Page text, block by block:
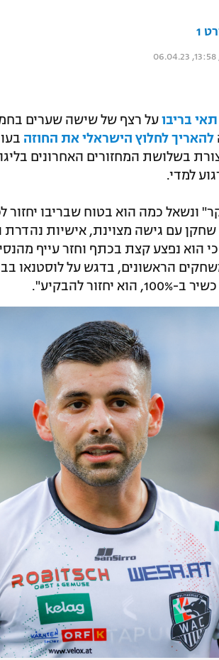
1
תאי בריבו על רצף של שישה שערים
להאריך לחלוץ הישראלי את החוזה
בשלושת המחזורים האחרונים
למדי.
ונשאל כמה הוא בטוח שבריבו יחזור
שחקן עם גישה מצוינת, אישיות נהדרת
הוא נפצע קצת בכתף וחזר עייף
הראשונים, בדגש על לוסטנאו
להבקיע".